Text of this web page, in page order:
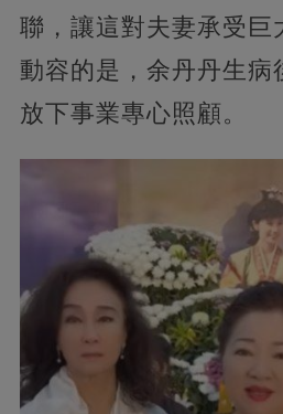
聯，讓這對夫妻承受巨
動容的是，余丹丹生病
放下事業專心照顧。